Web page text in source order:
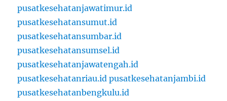
pusatkesehatanjawatimur.id
pusatkesehatansumut.id
pusatkesehatansumbar.id
pusatkesehatansumsel.id
pusatkesehatanjawatengah.id
pusatkesehatanriau.id pusatkesehatanjambi.id
pusatkesehatanbengkulu.id